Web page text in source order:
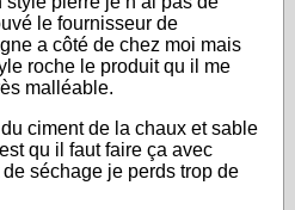
le fournisseur de
a côté de chez moi mais
roche le produit qu il me
malléable.
ciment de la chaux et sable
qu il faut faire ça avec
séchage je perds trop de